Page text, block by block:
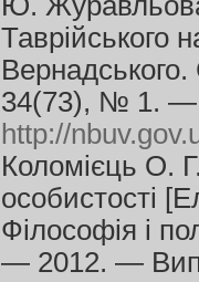
Таврійського
34(73), № 1. —
http://
Коломієць О.
особистості
Філософія і
— 2012. —